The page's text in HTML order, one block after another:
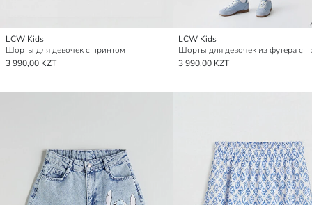
LCW Kids
Шорты для девочек с принтом
3 990,00 KZT
LCW Kids
Шорты для девочек из футера с
3 990,00 KZT